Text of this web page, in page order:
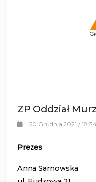
ZP Oddział
20 Grudnia 2021 / 18:34
Prezes
Anna Sarnowska